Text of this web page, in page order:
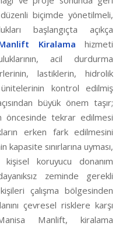
biçimde yönetilmeli,
başlangıçta açıkça
Kiralama hizmeti
acil durdurma
lastiklerin, hidrolik
kontrol edilmiş
büyük önem taşır;
öncesinde tekrar edilmesi
erken fark edilmesini
kapasite sınırlarına uyması,
koruyucu donanım
zeminde gerekli
çalışma bölgesinden
çevresel risklere karşı
Manlift, kiralama